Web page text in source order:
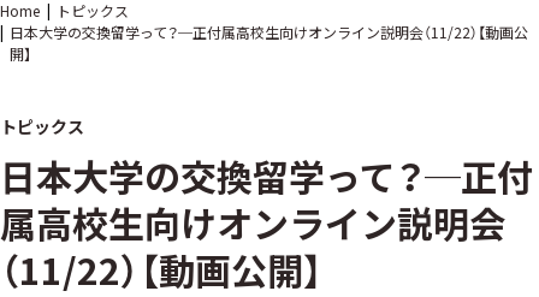
Home
トピックス
日本大学の交換留学って？─正付属高校生向けオンライン説明会（11/22）【動画公
開】
トピックス
日本大学の交換留学って？─正付
属高校生向けオンライン説明会
（11/22）【動画公開】